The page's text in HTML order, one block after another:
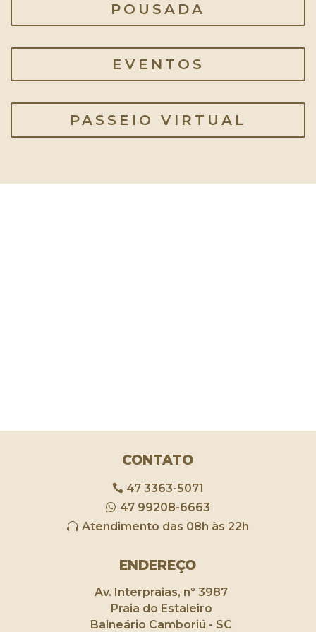
POUSADA
EVENTOS
PASSEIO VIRTUAL
CONTATO
47 3363-5071
47 99208-6663
Atendimento das 08h às 22h
ENDEREÇO
Av. Interpraias, nº 3987
Praia do Estaleiro
Balneário Camboriú - SC